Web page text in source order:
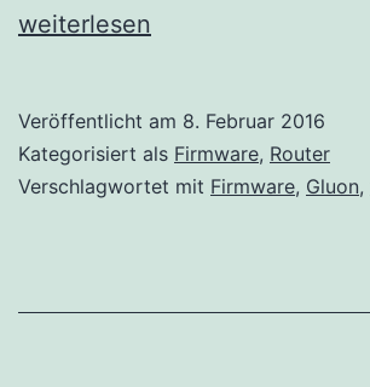
weiterlesen
Veröffentlicht am 8. Februar 2016
Kategorisiert als Firmware, Router
Verschlagwortet mit Firmware, Gluon,